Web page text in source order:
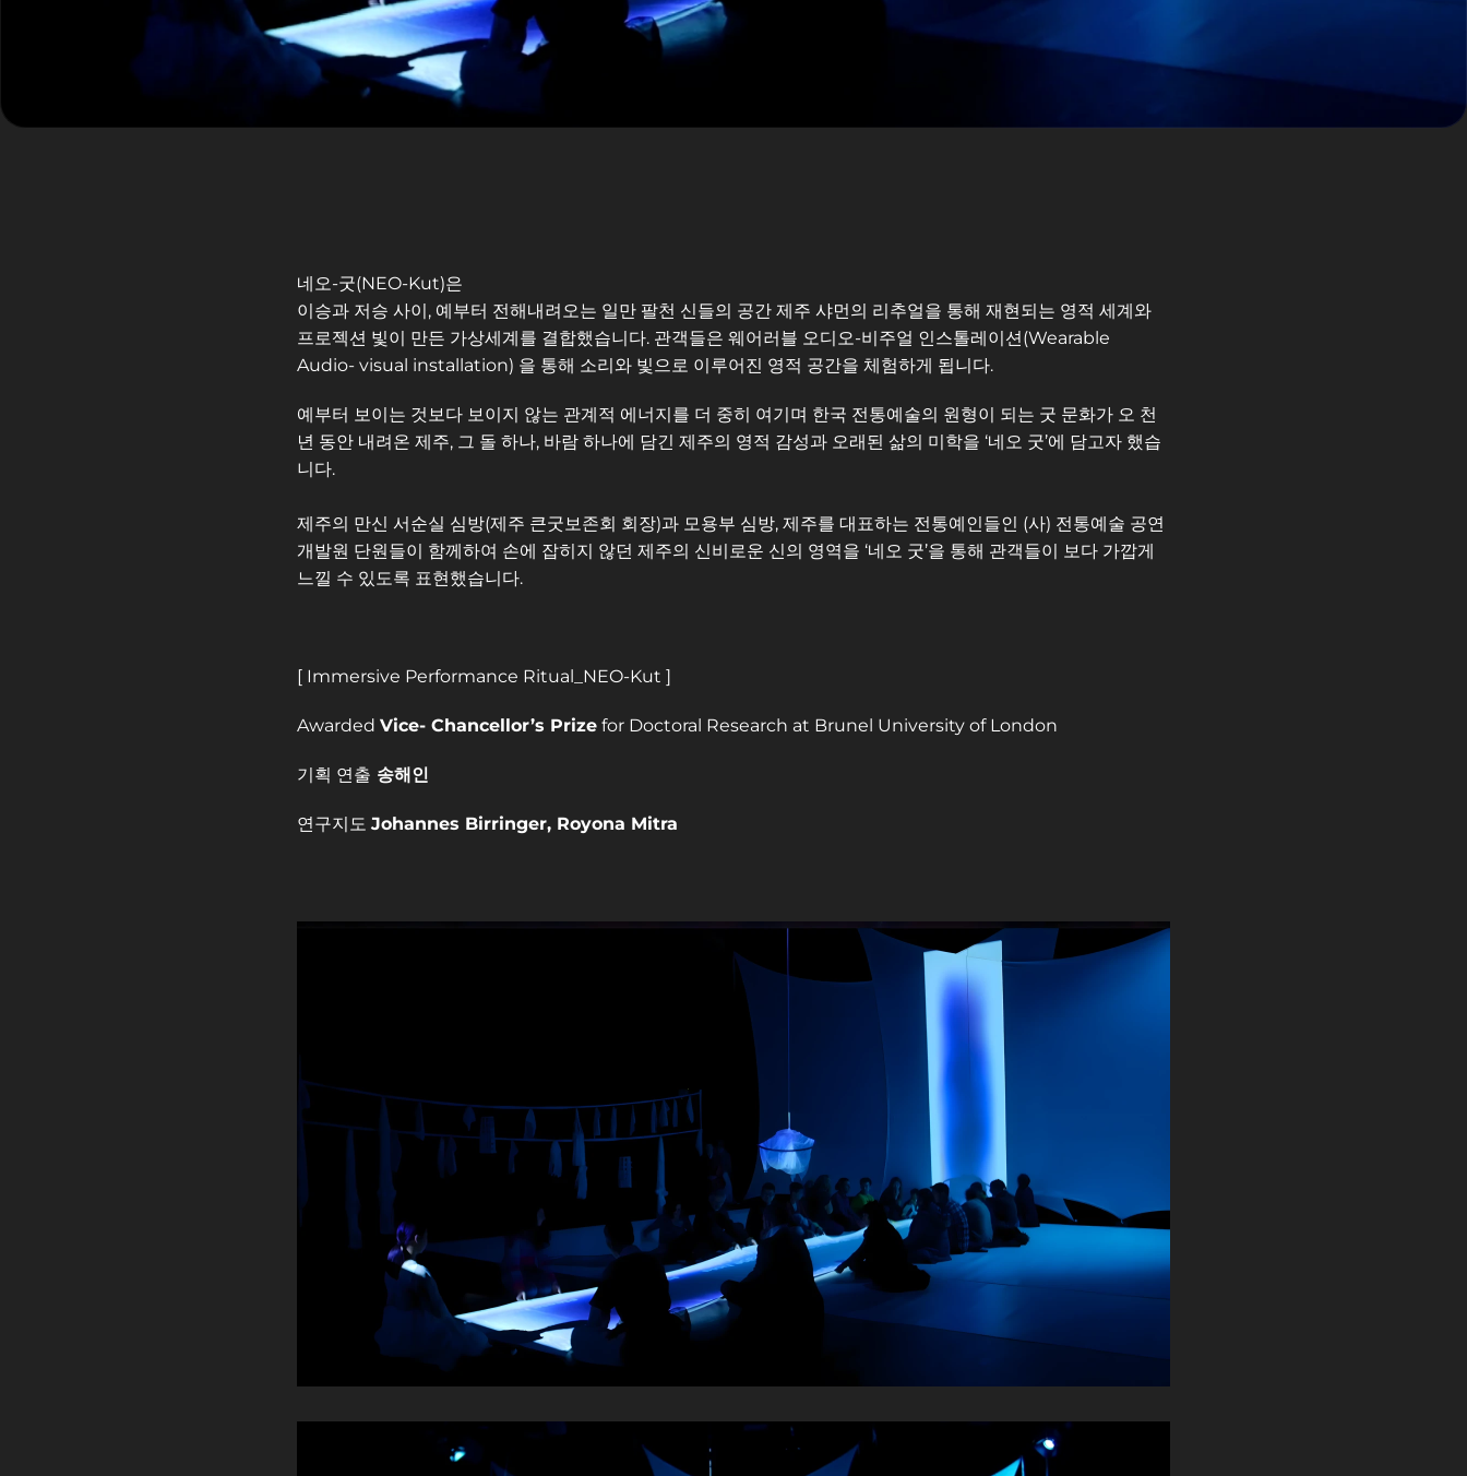
네오-굿(NEO-Kut)은
이승과 저승 사이, 예부터 전해내려오는 일만 팔천 신들의 공간 제주 샤먼의 리추얼을 통해 재현되는 영적 세계와
프로젝션 빛이 만든 가상세계를 결합했습니다. 관객들은 웨어러블 오디오-비주얼 인스톨레이션(Wearable
Audio- visual installation) 을 통해 소리와 빛으로 이루어진 영적 공간을 체험하게 됩니다.
예부터 보이는 것보다 보이지 않는 관계적 에너지를 더 중히 여기며 한국 전통예술의 원형이 되는 굿 문화가 오 천
년 동안 내려온 제주, 그 돌 하나, 바람 하나에 담긴 제주의 영적 감성과 오래된 삶의 미학을 ‘네오 굿’에 담고자 했습
니다.
제주의 만신 서순실 심방(제주 큰굿보존회 회장)과 모용부 심방, 제주를 대표하는 전통예인들인 (사) 전통예술 공연
개발원 단원들이 함께하여 손에 잡히지 않던 제주의 신비로운 신의 영역을 ‘네오 굿’을 통해 관객들이 보다 가깝게
느낄 수 있도록 표현했습니다.
[ Immersive Performance Ritual_NEO-Kut ]
Awarded Vice- Chancellor’s Prize for Doctoral Research at Brunel University of London
기획 연출 송해인
연구지도 Johannes Birringer, Royona Mitra